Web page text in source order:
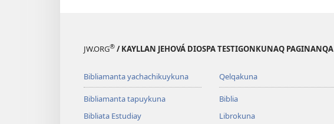
JW.ORG® / KAYLLAN JEHOVÁ DIOSPA TESTIGONKUNAQ PAGINANQA
Bibliamanta yachachikuykuna
Bibliamanta tapuykuna
Bibliata Estudiay
Qelqakuna
Biblia
Librokuna